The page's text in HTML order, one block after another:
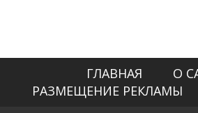
ГЛАВНАЯ
О
РАЗМЕЩЕНИЕ РЕКЛАМЫ